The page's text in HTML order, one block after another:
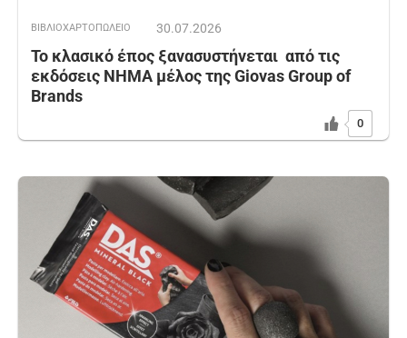
ΒΙΒΛΙΟΧΑΡΤΟΠΩΛΕΙΟ 30.07.2026
Το κλασικό έπος ξανασυστήνεται από τις
εκδόσεις ΝΗΜΑ μέλος της Giovas Group of
Brands
0